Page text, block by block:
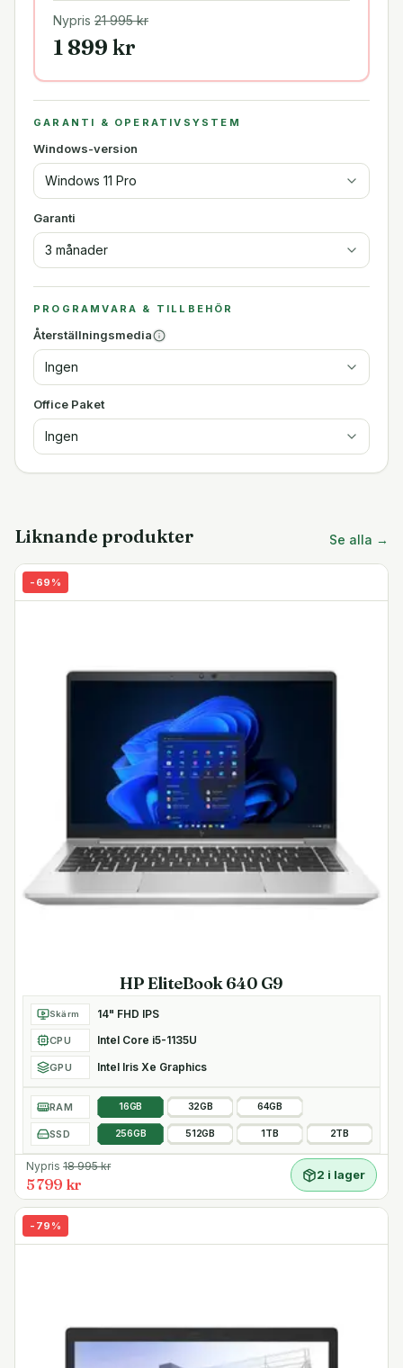
Nypris 21 995kr
1 899 kr
GARANTI & OPERATIVSYSTEM
Windows-version
Windows 11 Pro
Garanti
3 månader
PROGRAMVARA & TILLBEHÖR
Återställningsmedia
Ingen
Office Paket
Ingen
Liknande produkter Se alla →
- 69 %
HP EliteBook 640 G9
Skärm 14" FHD IPS
CPU Intel Core i5-1135U
GPU Intel Iris Xe Graphics
RAM 16GB 32GB 64GB
SSD 256GB 512GB 1TB 2TB
Nypris 18 995kr
5 799 kr
2 i lager
- 79 %